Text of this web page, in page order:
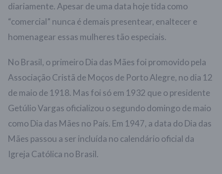
diariamente. Apesar de uma data hoje tida como
“comercial” nunca é demais presentear, enaltecer e
homenagear essas mulheres tão especiais.
No Brasil, o primeiro Dia das Mães foi promovido pela
Associação Cristã de Moços de Porto Alegre, no dia 12
de maio de 1918. Mas foi só em 1932 que o presidente
Getúlio Vargas oficializou o segundo domingo de maio
como Dia das Mães no País. Em 1947, a data do Dia das
Mães passou a ser incluída no calendário oficial da
Igreja Católica no Brasil.